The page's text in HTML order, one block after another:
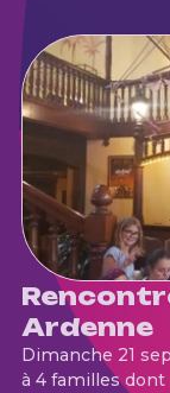
Ardenne
Dimanche 21
à 4 familles dont